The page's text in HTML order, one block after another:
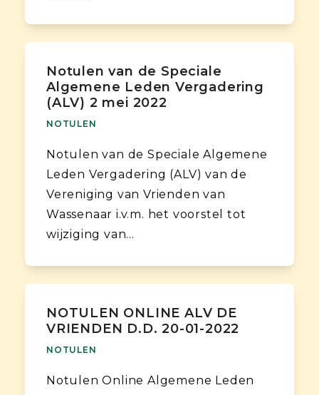
Notulen van de Speciale
Algemene Leden Vergadering
(ALV) 2 mei 2022
NOTULEN
Notulen van de Speciale Algemene
Leden Vergadering (ALV) van de
Vereniging van Vrienden van
Wassenaar i.v.m. het voorstel tot
wijziging van…
NOTULEN ONLINE ALV DE
VRIENDEN D.D. 20-01-2022
NOTULEN
Notulen Online Algemene Leden